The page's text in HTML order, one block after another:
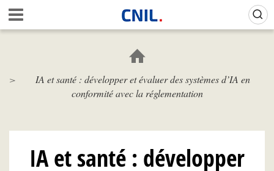
Aller
au
contenu
c
i
l
N
L
IA et santé : développer et évaluer des systèmes d’IA en
conformité avec la réglementation
IA et santé : développer
Gestion de vos préférences sur les cookies (témoins de connexion)